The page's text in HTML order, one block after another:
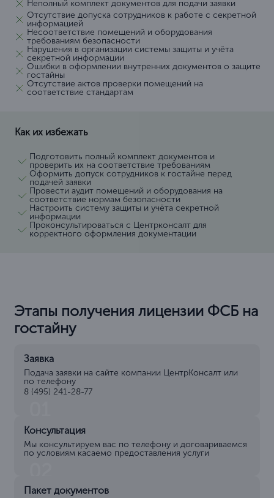
Неполный комплект документов для подачи заявки
Отсутствие допуска сотрудников к работе с секретной
информацией
Несоответствие помещений и оборудования
требованиям безопасности
Нарушения в организации системы защиты и учёта
секретной информации
Ошибки в оформлении внутренних документов о защите
гостайны
Отсутствие актов проверки помещений на
соответствие стандартам
Как их избежать
Подготовить полный комплект документов и
проверить их на соответствие требованиям
Оформить допуск сотрудников к гостайне перед
подачей заявки
Провести аудит помещений и оборудования на
соответствие нормам безопасности
Настроить систему защиты и учёта секретной
информации
Проконсультироваться с Центрконсалт для
корректного оформления документации
Этапы получения лицензии ФСБ на
гостайну
Заявка
Подача заявки на сайте компании ЦентрКонсалт или
по телефону
8 (495) 241-28-77
Консультация
Мы консультируем вас по телефону и договариваемся
по условиям касаемо предоставления услуги
Пакет документов